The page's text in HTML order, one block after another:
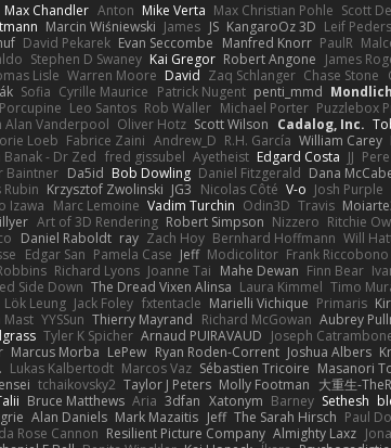
Max Chandler Anton Mike Verta Max Christian Pohle Scott
Marcin Wiśniewski James JS KangaroOz 3D Leif
David Pekarek Evan Seccombe Manfred Knorr PaulR
Stephen D Swaney Kai Gregor Robert Angone James
Lisle Warren Moore David Zaq Schlanger Chase Stone
Sofia Cyrille Maurice Patrick Nugent penti_mmd
Leo Santos Rob Waller Michael Porter Puzzlebox
Alan Vanderpool Oliver Hotz Scott Wilson Cadalog, Inc.
Loeb Fabrice Zaini Andrew_D R.H. García William Carey
Banak - Dr Zed fred gissubel Ayetheist Edgard Costa JJ
Baintner Da5id Bob Dowling Daniel Fitzgerald Dana
Krzysztof Zwolinski JG3 Nicolas Côté V-o Josh Purple
Izawa Marc Lemoine Vadim Turchin Odin3D Travis
Art of 3D Rendering Robert Simpson Nizzero Ritchie
Daniel Raboldt ray Zach Hoy Bernhard Hoffmann Will
Edgar San Pamela Case Jeff Modicolitor Frank Riccobono
Richard Lyons Joanne Tai Mahe Dewan Finn Bear
Side Down The Dread Vixen Alinsa Laura Kimmel Timo
Lök Leung Jack Foley fxtentacle Marielli Vichique Primaris
Mast YYSSun Thierry Mayrand Richard McGowan Aubrey
Tyler K Spicher Arnaud PUIRAVAUD Joseph
Marcus Morba LePew Ryan Roden-Corrent Joshua Albers
Lukas Kalbertodt Marcos Vaz Sébastien Tricoire Masanori
tchaikovsky2 Taylor J Peters Molly Footman 大重生-
Bruce Matthews Aria 3dfan Xatonym Barney Sethesh
Alan Daniels Mark Mazaitis Jeff The Sarah Hirsch Paul
Rose Cannon Resilient Picture Company Almighty Laxz